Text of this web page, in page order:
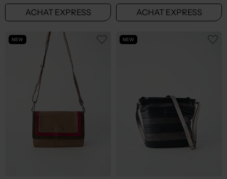
ACHAT EXPRESS ACHAT EXPRESS
NEW NEW